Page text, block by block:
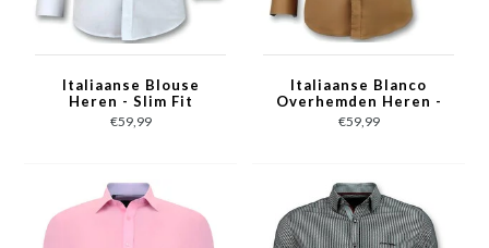
Italiaanse Blouse
Heren - Slim Fit
Overhemden - 3034 -
Wit
€59,99
Italiaanse Blanco
Overhemden Heren -
Slim Fit - 3033 - Bruin
€59,99